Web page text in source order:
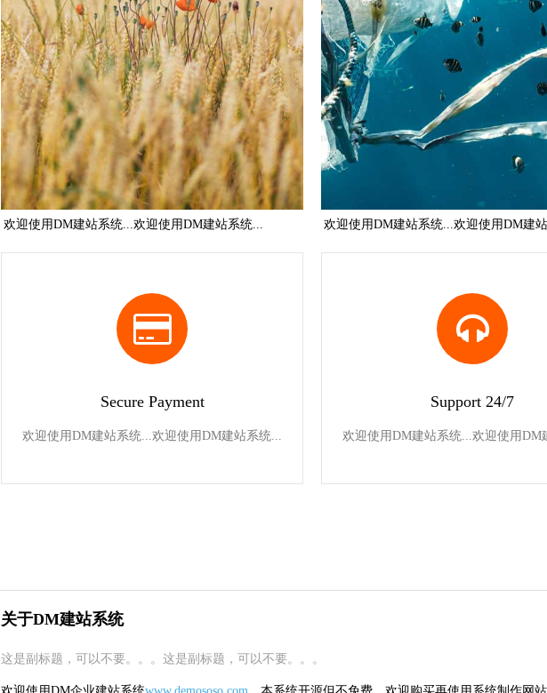
欢迎使用DM建站系统...欢迎使用DM建站系统... 欢迎使用DM建站系统...欢迎使用DM建
Secure Payment
欢迎使用DM建站系统...欢迎使用DM建站系统...
Support 24/7
欢迎使用DM建站系统...欢迎使用DM
关于DM建站系统
这是副标题，可以不要。。。这是副标题，可以不要。。。